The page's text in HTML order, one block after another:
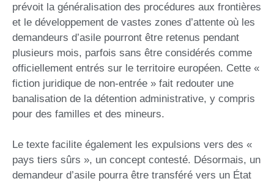
prévoit la généralisation des procédures aux frontières
et le développement de vastes zones d’attente où les
demandeurs d’asile pourront être retenus pendant
plusieurs mois, parfois sans être considérés comme
officiellement entrés sur le territoire européen. Cette «
fiction juridique de non-entrée » fait redouter une
banalisation de la détention administrative, y compris
pour des familles et des mineurs.
Le texte facilite également les expulsions vers des «
pays tiers sûrs », un concept contesté. Désormais, un
demandeur d’asile pourra être transféré vers un État